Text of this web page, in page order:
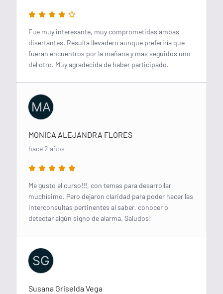
Fue muy interesante, muy comprometidas ambas
disertantes. Resulta llevadero aunque preferiría que
fueran encuentros por la mañana y mas seguidos uno
del otro. Muy agradecida de haber participado.
MA
MONICA ALEJANDRA FLORES
hace 2 años
Me gusto el curso!!!, con temas para desarrollar
muchísimo. Pero dejaron claridad para poder hacer las
interconsultas pertinentes al saber, conocer o
detectar algún signo de alarma. Saludos!
SG
Susana Griselda Vega